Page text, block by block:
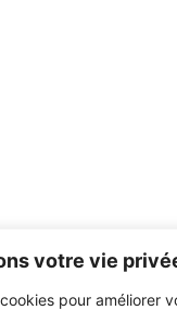
votre vie
pour améliorer
possible de retirer votre